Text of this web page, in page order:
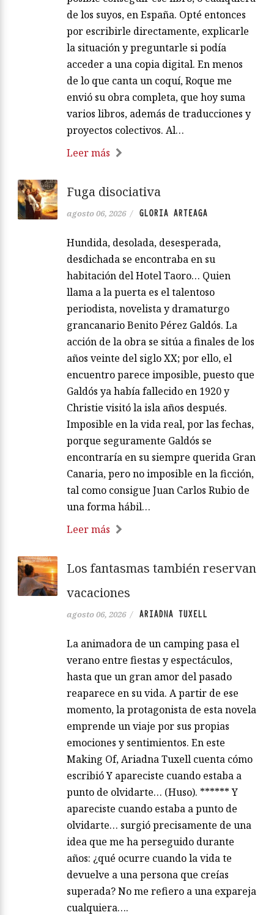
de los suyos, en España. Opté entonces
por escribirle directamente, explicarle
la situación y preguntarle si podía
acceder a una copia digital. En menos
de lo que canta un coquí, Roque me
envió su obra completa, que hoy suma
varios libros, además de traducciones y
proyectos colectivos. Al…
Leer más
Fuga disociativa
agosto 06, 2026 / GLORIA ARTEAGA
Hundida, desolada, desesperada,
desdichada se encontraba en su
habitación del Hotel Taoro… Quien
llama a la puerta es el talentoso
periodista, novelista y dramaturgo
grancanario Benito Pérez Galdós. La
acción de la obra se sitúa a finales de los
años veinte del siglo XX; por ello, el
encuentro parece imposible, puesto que
Galdós ya había fallecido en 1920 y
Christie visitó la isla años después.
Imposible en la vida real, por las fechas,
porque seguramente Galdós se
encontraría en su siempre querida Gran
Canaria, pero no imposible en la ficción,
tal como consigue Juan Carlos Rubio de
una forma hábil…
Leer más
Los fantasmas también reservan
vacaciones
agosto 06, 2026 / ARIADNA TUXELL
La animadora de un camping pasa el
verano entre fiestas y espectáculos,
hasta que un gran amor del pasado
reaparece en su vida. A partir de ese
momento, la protagonista de esta novela
emprende un viaje por sus propias
emociones y sentimientos. En este
Making Of, Ariadna Tuxell cuenta cómo
escribió Y apareciste cuando estaba a
punto de olvidarte… (Huso). ****** Y
apareciste cuando estaba a punto de
olvidarte… surgió precisamente de una
idea que me ha perseguido durante
años: ¿qué ocurre cuando la vida te
devuelve a una persona que creías
superada? No me refiero a una expareja
cualquiera….